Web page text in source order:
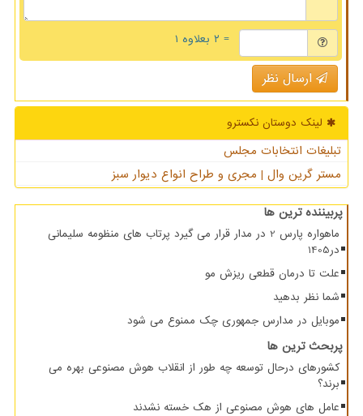
= ۲ بعلاوه ۱
ارسال نظر
لینک دوستان نكسترو
تبلیغات انتخابات مجلس
مستر گرین وال | مجری و طراح انواع دیوار سبز
پربیننده ترین ها
ماهواره پارس 2 در مدار قرار می گیرد پرتاب های منظومه سلیمانی
در1405
علت تا درمان قطعی ریزش مو
شما نظر بدهید
موبایل در مدارس جمهوری چک ممنوع می شود
پربحث ترین ها
کشورهای درحال توسعه چه طور از انقلاب هوش مصنوعی بهره می
برند؟
عامل های هوش مصنوعی از هک خسته نشدند